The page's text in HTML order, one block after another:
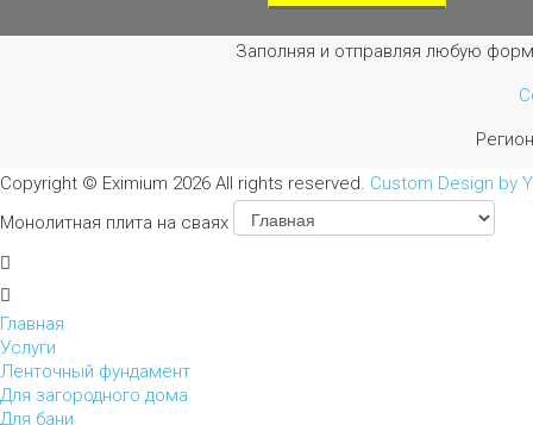
Заполняя и отправляя любую
Copyright © Eximium 2026 All rights reserved. Custom Design by
Монолитная плита на сваях
Главная
Услуги
Ленточный фундамент
Для загородного дома
Для бани